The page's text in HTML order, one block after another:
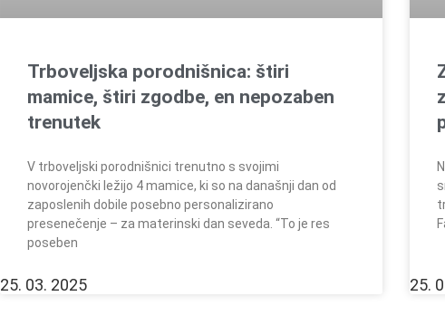
Trboveljska porodnišnica: štiri
mamice, štiri zgodbe, en nepozaben
trenutek
V trboveljski porodnišnici trenutno s svojimi
novorojenčki ležijo 4 mamice, ki so na današnji dan od
zaposlenih dobile posebno personalizirano
presenečenje – za materinski dan seveda. “To je res
poseben
25. 03. 2025 25.